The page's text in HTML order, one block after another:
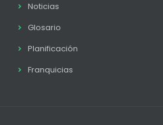
Noticias
Glosario
Planificación
Franquicias